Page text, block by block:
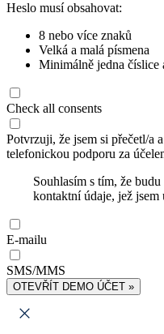
Heslo musí obsahovat:
8 nebo více znaků
Velká a malá písmena
Minimálně jedna číslice
Check all consents
Potvrzuji, že jsem si přečetl/a
telefonickou podporu za
Souhlasím s tím, že
kontaktní údaje, jež jsem
E-mailu
SMS/MMS
OTEVŘÍT DEMO ÚČET »